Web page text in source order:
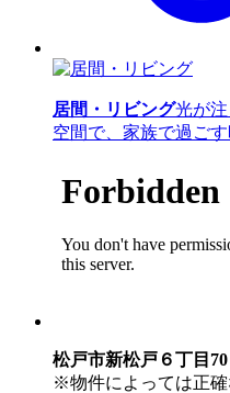
居間・リビング光が
空間で、家族で過ご
松戸市新松戸６丁目70
※物件によっては正